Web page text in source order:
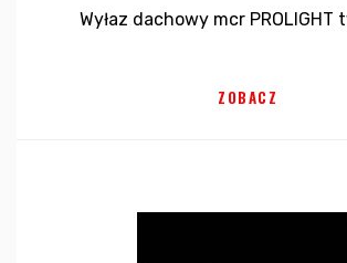
Wyłaz dachowy mcr PROLIGHT
ZOBACZ